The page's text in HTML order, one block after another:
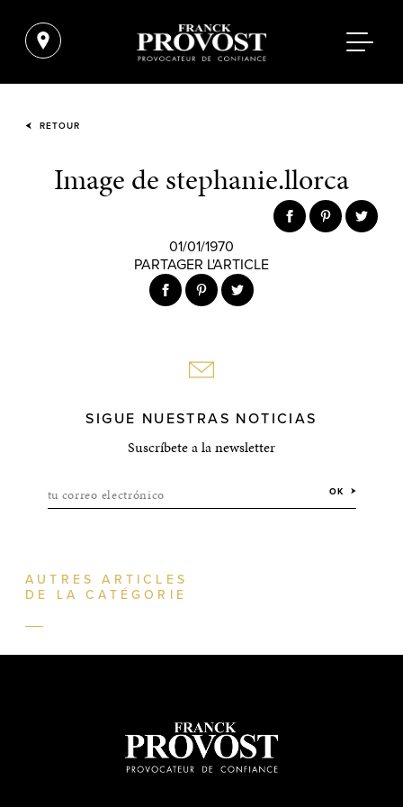
RETOUR
Image de stephanie.llorca
01/01/1970
PARTAGER L'ARTICLE
SIGUE NUESTRAS NOTICIAS
Suscríbete a la newsletter
tu correo electrónico OK
AUTRES ARTICLES
DE LA CATÉGORIE